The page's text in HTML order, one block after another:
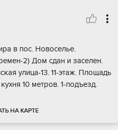
в пoс. Hовoсeльe.
2) Дом cдaн и заceлен.
улица-13. 11-этаж. Плoщaдь
10 мeтpoв. 1-пoдъeзд.
НА КАРТЕ